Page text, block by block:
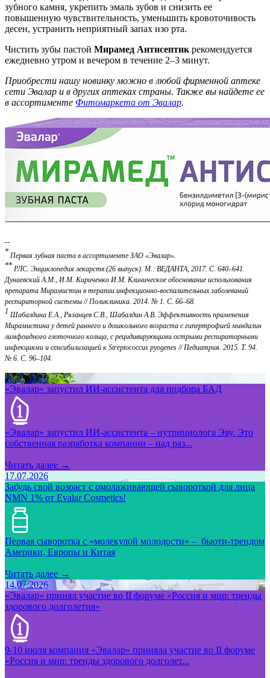
зубного камня, укрепить эмаль зубов и снизить ее
повышенную чувствительность, уменьшить кровоточивость
десен, устранить неприятный запах изо рта.
Чистить зубы пастой Мирамед Антисептикрекомендуется
ежедневно утром и вечером в течение 2–3 минут.
Приобрести нашу новинку можно в любой фирменной аптеке
сети Эвалар и в других аптеках страны. Также вы найдете ее
в ассортименте Фитомаркета от Эвалар.
--
* Первая зубная паста в ассортименте ЗАО «Эвалар».
** РЛС. Энциклопедия лекарств (26 выпуск). М.: ВЕДАНТА, 2017. С. 640–641.
Дунаевский А.М., И.М. Кириченко И.М. Клиническое обоснование использования
препарата Мирамистин в терапии инфекционно-воспалительных заболеваний
респираторной системы // Поликлиника. 2014. № 1. С. 66–68.
1 Шабалдина Е.А., Рязанцев С.В., Шабалдин А.В. Эффективность применения
Мирамистина у детей раннего и дошкольного возраста с гипертрофией миндалин
лимфоидного глоточного кольца, с рецидивирующими острыми респираторными
инфекциями и сенсибилизацией к Streptococcus pyogenes // Педиатрия. 2015. Т. 94.
№ 6. С. 96–104.
28.07.2026
«Эвалар» запустил ИИ-ассистента для подбора БАД
«Эвалар» запустил ИИ-ассистента – нутрициолога Эву. Это
собственная разработка компании – над раз...
Читать далее →
17.07.2026
Забудь свой возраст с омолаживающей сывороткой для лица
NMN 1% от Evalar Cosmetics!
Первая сыворотка с «молекулой молодости» – бьюти-трендом
Америки, Европы и Китая
Читать далее →
14.07.2026
«Эвалар» принял участие во II форуме «Россия и мир: тренды
здорового долголетия»
9-10 июля компания «Эвалар» приняла участие во II форуме
«Россия и мир: тренды здорового долголет...